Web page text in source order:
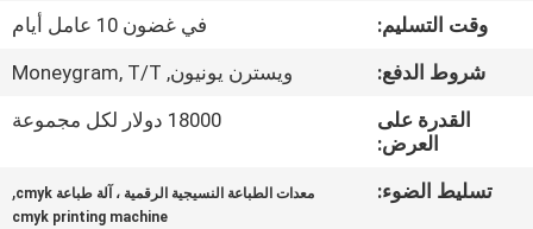
ضبط
الجودة
وقت التسليم:
في غضون 10 عامل أيام
شروط الدفع:
ويسترن يونيون, Moneygram, T/T
القدرة على
العرض:
18000 دولار لكل مجموعة
تسليط الضوء: معدات الطباعة النسيجية الرقمية ، آلة طباعة cmyk ,
cmyk printing machine